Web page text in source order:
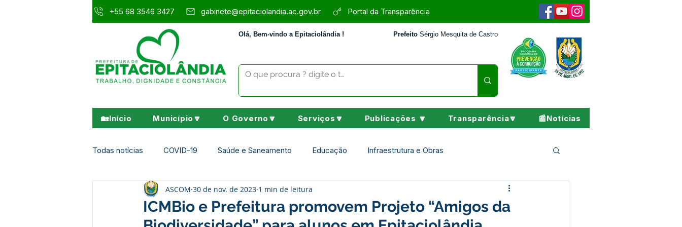
+55 68 3546 3427 gabinete@epitaciolandia.ac.gov.br Portal da Transparência
Olá, Bem-vindo a Epitaciolândia ! Prefeito Sérgio Mesquita de Castro
🏡Início Município🔽 O Governo🔽 Serviços🔽 Publicações 🔽 Transparência🔽 📰Notícias
Todas notícias COVID-19 Saúde e Saneamento Educação Infraestrutura e Obras
Agricultura e Meio Ambiente Assistência Social
ICMBio e Prefeitura promovem Projeto “Amigos da
ASCOM 30 de nov. de 2023 1 min de leitura